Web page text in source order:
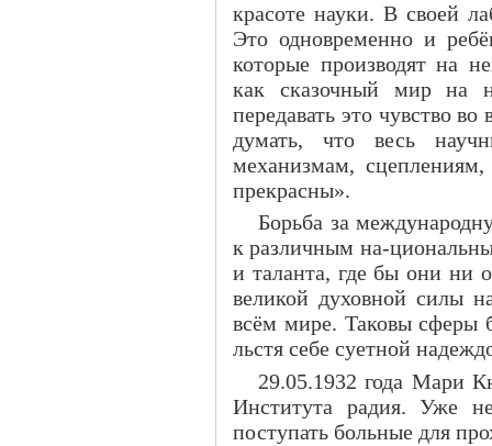
красоте науки. В своей
Это одновременно и
которые производят на
как сказочный мир на
передавать это чувство
думать, что весь
механизмам,
прекрасны».
Борьба за
к различным на-
и таланта, где бы они ни
великой духовной силы
всём мире. Таковы сферы
льстя себе суетной
29.05.1932 года Мари
Института радия. Уже
поступать больные для